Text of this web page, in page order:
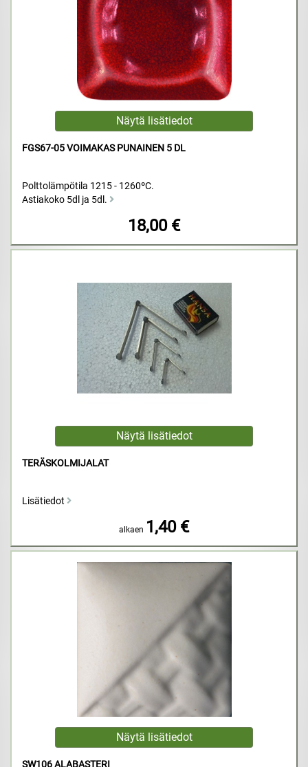
FGS67-05 VOIMAKAS PUNAINEN 5 DL
Polttolämpötila 1215 - 1260ºC.
Astiakoko 5dl ja 5dl.
18,00 €
TERÄSKOLMIJALAT
Lisätiedot
alkaen 1,40 €
SW106 ALABASTERI